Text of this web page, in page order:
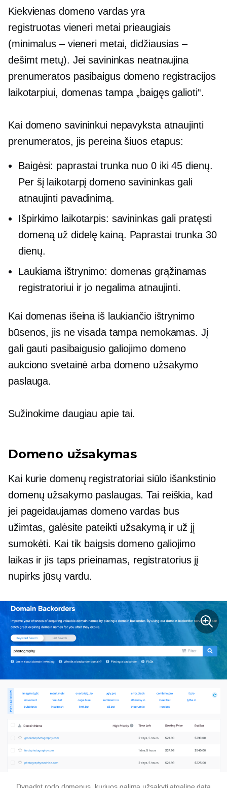
Kiekvienas domeno vardas yra
registruotas vieneri metaiprieaugiais
(minimalus – vieneri metai, didžiausias –
dešimt metų). Jei savininkas neatnaujina
prenumeratos pasibaigus domeno registracijos
laikotarpiui, domenas tampa „baigęs galioti“.
Kai domeno savininkui nepavyksta atnaujinti
prenumeratos, jis pereina šiuos etapus:
Baigėsi: paprastai trunka nuo 0 iki 45 dienų.
Per šį laikotarpį domeno savininkas gali
atnaujinti pavadinimą.
Išpirkimo laikotarpis: savininkas gali pratęsti
domeną už didelę kainą. Paprastai trunka 30
dienų.
Laukiama ištrynimo: domenas grąžinamas
registratoriui ir jo negalima atnaujinti.
Kai domenas išeina iš laukiančio ištrynimo
būsenos, jis ne visada tampa nemokamas. Jį
gali gauti pasibaigusio galiojimo domeno
aukciono svetainė arba domeno užsakymo
paslauga.
Sužinokime daugiau apie tai.
Domeno užsakymas
Kai kurie domenų registratoriai siūlo išankstinio
domenų užsakymo paslaugas. Tai reiškia, kad
jei pageidaujamas domeno vardas bus
užimtas, galėsite pateikti užsakymą ir už jį
sumokėti. Kai tik baigsis domeno galiojimo
laikas ir jis taps prieinamas, registratorius jį
nupirks jūsų vardu.
Dynadot rodo domenus, kuriuos galima užsakyti atgaline data